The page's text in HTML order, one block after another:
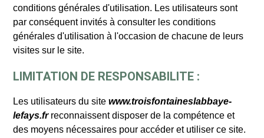
conditions générales d'utilisation. Les utilisateurs sont
par conséquent invités à consulter les conditions
générales d'utilisation à l'occasion de chacune de leurs
visites sur le site.
LIMITATION DE RESPONSABILITE :
Les utilisateurs du sitewww.troisfontaineslabbaye-
lefays.frreconnaissent disposer de la compétence et
des moyens nécessaires pour accéder et utiliser ce site.